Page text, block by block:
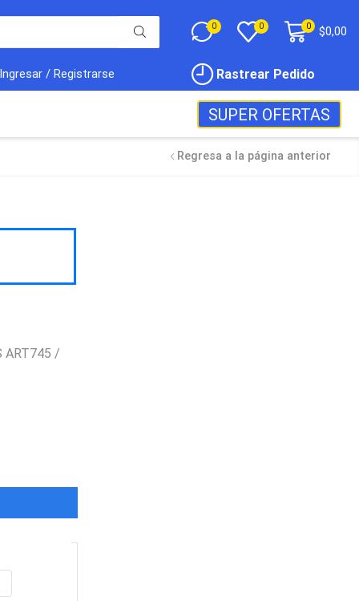
0 0 0 $0,00
Ingresar / Registrarse Rastrear Pedido
SUPER OFERTAS
Regresa a la página anterior
ART745 /